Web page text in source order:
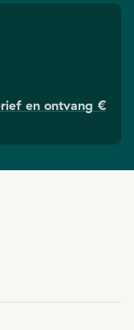
en ontvang €